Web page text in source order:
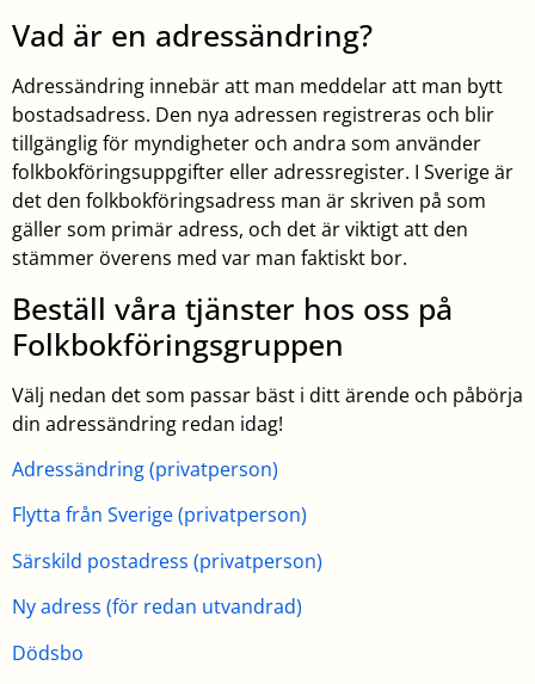
Vad är en adressändring?
Adressändring innebär att man meddelar att man bytt
bostadsadress. Den nya adressen registreras och blir
tillgänglig för myndigheter och andra som använder
folkbokföringsuppgifter eller adressregister. I Sverige är
det den folkbokföringsadress man är skriven på som
gäller som primär adress, och det är viktigt att den
stämmer överens med var man faktiskt bor.
Beställ våra tjänster hos oss på
Folkbokföringsgruppen
Välj nedan det som passar bäst i ditt ärende och påbörja
din adressändring redan idag!
Adressändring (privatperson)
Flytta från Sverige (privatperson)
Särskild postadress (privatperson)
Ny adress (för redan utvandrad)
Dödsbo